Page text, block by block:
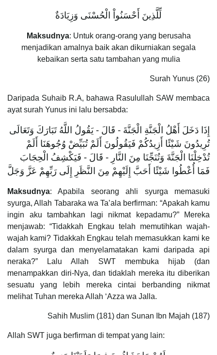
لِّلَّذِينَ أَحْسَنُواْ الْحُسْنَى وَزِيَادَةٌ
Maksudnya: Untuk orang-orang yang berusaha
menjadikan amalnya baik akan dikurniakan segala
kebaikan serta satu tambahan yang mulia
Surah Yunus (26)
Daripada Suhaib R.A, bahawa Rasulullah SAW membaca
ayat surah Yunus ini lalu bersabda:
إِذَا دَخَلَ أَهْلُ الْجَنَّةِ الْجَنَّةَ - قَالَ - يَقُولُ اللَّهُ تَبَارَكَ وَتَعَالَى
تُرِيدُونَ شَيْئًا أَزِيدُكُمْ فَيَقُولُونَ أَلَمْ تُبَيِّضْ وُجُوهَنَا أَلَمْ
تُدْخِلْنَا الْجَنَّةَ وَتُنَجِّنَا مِنَ النَّارِ - قَالَ - فَيَكْشِفُ الْحِجَابَ
فَمَا أُعْطُوا شَيْئًا أَحَبَّ إِلَيْهِمْ مِنَ النَّظَرِ إِلَى رَبِّهِمْ عَزَّ وَجَلَّ
Maksudnya: Apabila seorang ahli syurga memasuki
syurga, Allah Tabaraka wa Ta’ala berfirman: “Apakah kamu
ingin aku tambahkan lagi nikmat kepadamu?” Mereka
menjawab: “Tidakkah Engkau telah memutihkan wajah-
wajah kami? Tidakkah Engkau telah memasukkan kami ke
dalam syurga dan menyelamatakan kami daripada api
neraka?” Lalu Allah SWT membuka hijab (dan
menampakkan diri-Nya, dan tidaklah mereka itu diberikan
sesuatu yang lebih mereka cintai berbanding nikmat
melihat Tuhan mereka Allah ‘Azza wa Jalla.
Sahih Muslim (181) dan Sunan Ibn Majah (187)
Allah SWT juga berfirman di tempat yang lain: